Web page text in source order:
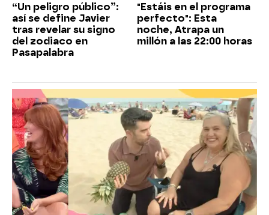
“Un peligro público”:
así se define Javier
tras revelar su signo
del zodiaco en
Pasapalabra
"Estáis en el programa
perfecto": Esta
noche, Atrapa un
millón a las 22:00 horas